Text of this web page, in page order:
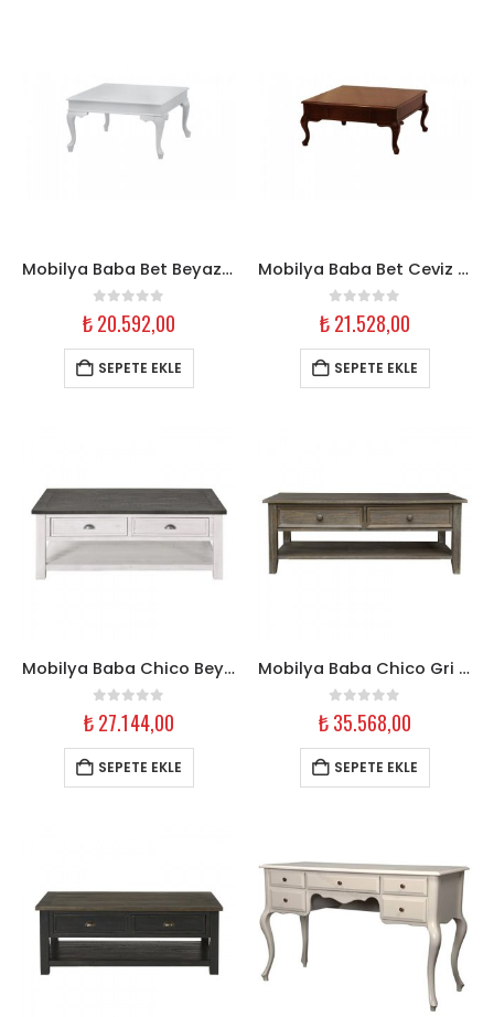
Mobilya Baba Bet Beyaz Orta Sehpa
0out of 5
₺20.592,00
SEPETE EKLE
Mobilya Baba Bet Ceviz Şerit Orta Sehpa
0out of 5
₺21.528,00
SEPETE EKLE
Mobilya Baba Chico Beyaz Eskitme Orta Sehpa
0out of 5
₺27.144,00
SEPETE EKLE
Mobilya Baba Chico Gri Eskitme Orta Sehpa
0out of 5
₺35.568,00
SEPETE EKLE